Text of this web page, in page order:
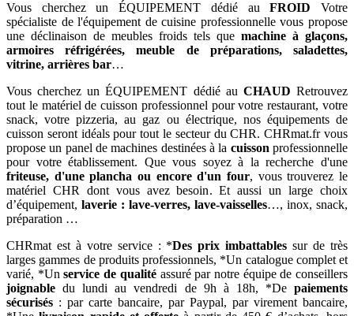
Vous cherchez un ÉQUIPEMENT dédié auFROID Votre
spécialiste de l'équipement de cuisine professionnelle vous propose
une déclinaison de meubles froids tels que machine à glaçons,
armoires réfrigérées, meuble de préparations, saladettes,
vitrine, arrières bar…
Vous cherchez un ÉQUIPEMENT dédié au CHAUD Retrouvez
tout le matériel de cuisson professionnel pour votre restaurant, votre
snack, votre pizzeria, au gaz ou électrique, nos équipements de
cuisson seront idéals pour tout le secteur du CHR. CHRmat.fr vous
propose un panel de machines destinées à la cuisson professionnelle
pour votre établissement. Que vous soyez à la recherche d'une
friteuse, d'une plancha ou encore d'un four, vous trouverez le
matériel CHR dont vous avez besoin. Et aussi un large choix
d’équipement, laverie : lave-verres, lave-vaisselles…, inox, snack,
préparation …
CHRmat est à votre service : *Des prix imbattables sur de très
larges gammes de produits professionnels, *Un catalogue complet et
varié, *Unservice de qualitéassuré par notre équipe de conseillers
joignable du lundi au vendredi de 9h à 18h, *De paiements
sécurisés : par carte bancaire, par Paypal, par virement bancaire,